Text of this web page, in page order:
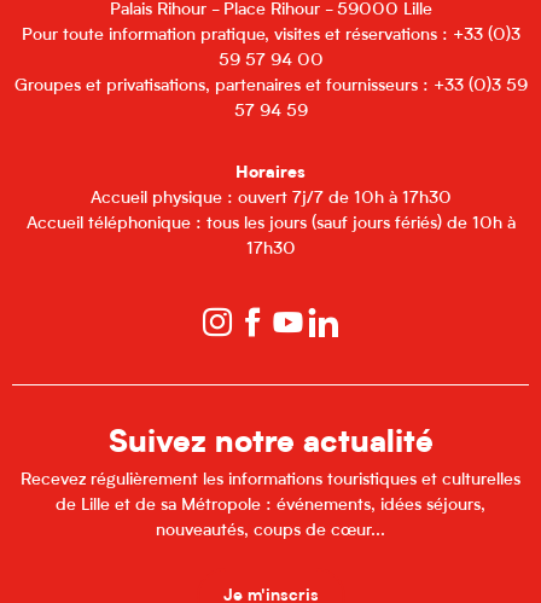
Palais Rihour - Place Rihour - 59000 Lille
Pour toute information pratique, visites et réservations : +33 (0)3
59 57 94 00
Groupes et privatisations, partenaires et fournisseurs : +33 (0)3 59
57 94 59
Horaires
Accueil physique : ouvert 7j/7 de 10h à 17h30
Accueil téléphonique : tous les jours (sauf jours fériés) de 10h à
17h30
Suivez notre actualité
Recevez régulièrement les informations touristiques et culturelles
de Lille et de sa Métropole : événements, idées séjours,
nouveautés, coups de cœur...
Je m'inscris